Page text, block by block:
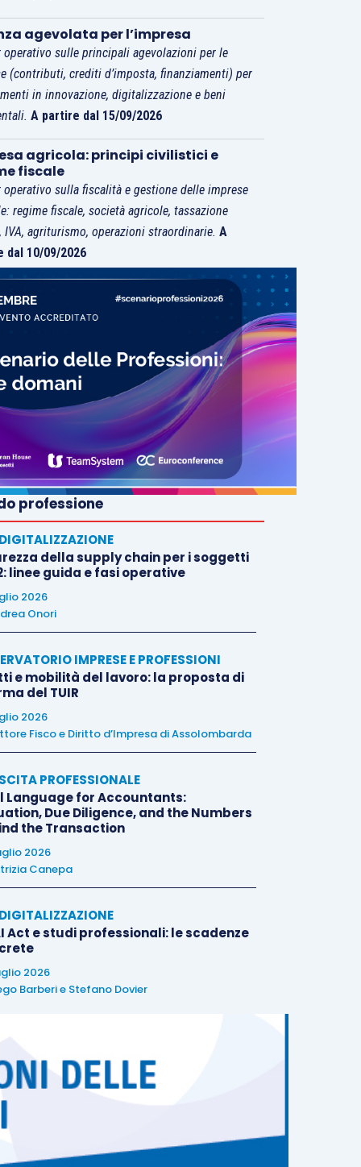
agevolata per l’impresa
operativo sulle principali agevolazioni per le
(contributi, crediti d’imposta, finanziamenti) per
in innovazione, digitalizzazione e beni
A partire dal 15/09/2026
agricola: principi civilistici e
fiscale
operativo sulla fiscalità e gestione delle imprese
regime fiscale, società agricole, tassazione
IVA, agriturismo, operazioni straordinarie.A
dal 10/09/2026
professione
della supply chain per i soggetti
linee guida e fasi operative
2026
Onori
IMPRESE E PROFESSIONI
e mobilità del lavoro: la proposta di
del TUIR
2026
Fisco e Diritto d’Impresa di Assolombarda
PROFESSIONALE
Language for Accountants:
Due Diligence, and the Numbers
the Transaction
2026
Canepa
Act e studi professionali: le scadenze
2026
Barberie Stefano Dovier